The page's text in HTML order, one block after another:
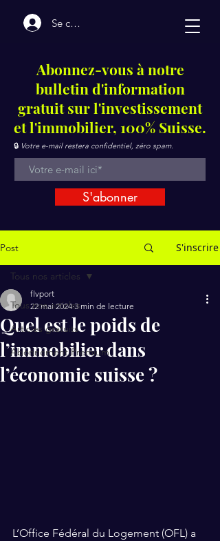
Se connecter
Post S'inscrire
Tous nos articles
Articles gratuits
Abonnement Premium
Tous nos articles
Quel est le poids de
l’immobilier dans
l’économie suisse ?
flvport
22 mai 2024 3 min de lecture
L’Office Fédéral du Logement (OFL) a
Abonnez-vous à notre
bulletin d'information
gratuit sur l'investissement
et l'immobilier, 100% Suisse.
🔒 Votre e-mail restera confidentiel, zéro spam.
S'abonner